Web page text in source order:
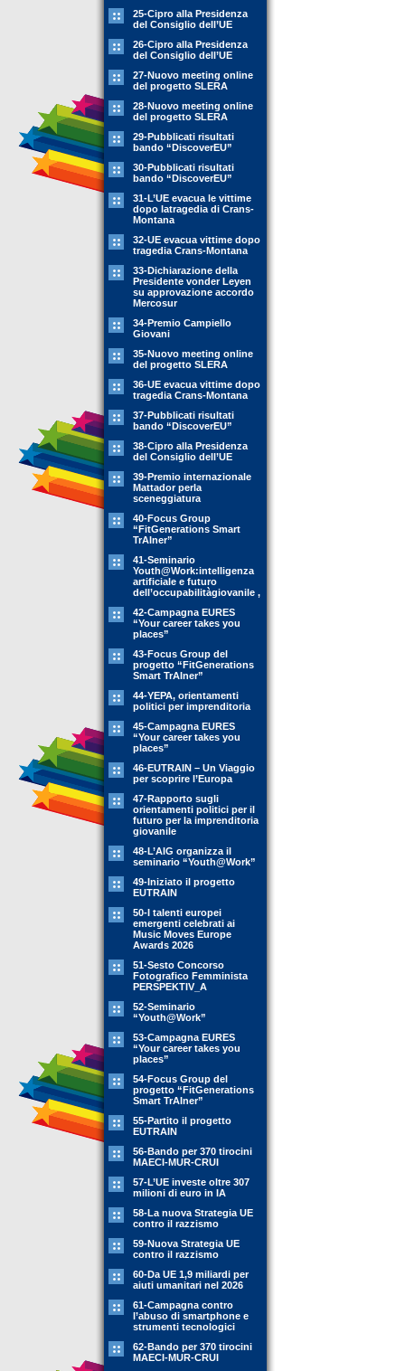
25-Cipro alla Presidenza
del Consiglio dell’UE
26-Cipro alla Presidenza
del Consiglio dell’UE
27-Nuovo meeting online
del progetto SLERA
28-Nuovo meeting online
del progetto SLERA
29-Pubblicati risultati
bando “DiscoverEU”
30-Pubblicati risultati
bando “DiscoverEU”
31-L’UE evacua le vittime
dopo latragedia di Crans-
Montana
32-UE evacua vittime dopo
tragedia Crans-Montana
33-Dichiarazione della
Presidente vonder Leyen
su approvazione accordo
Mercosur
34-Premio Campiello
Giovani
35-Nuovo meeting online
del progetto SLERA
36-UE evacua vittime dopo
tragedia Crans-Montana
37-Pubblicati risultati
bando “DiscoverEU”
38-Cipro alla Presidenza
del Consiglio dell’UE
39-Premio internazionale
Mattador perla
sceneggiatura
40-Focus Group
“FitGenerations Smart
TrAIner”
41-Seminario
Youth@Work:intelligenza
artificiale e futuro
dell’occupabilitàgiovanile ,
42-Campagna EURES
“Your career takes you
places”
43-Focus Group del
progetto “FitGenerations
Smart TrAIner”
44-YEPA, orientamenti
politici per imprenditoria
45-Campagna EURES
“Your career takes you
places”
46-EUTRAIN – Un Viaggio
per scoprire l’Europa
47-Rapporto sugli
orientamenti politici per il
futuro per la imprenditoria
giovanile
48-L’AIG organizza il
seminario “Youth@Work”
49-Iniziato il progetto
EUTRAIN
50-I talenti europei
emergenti celebrati ai
Music Moves Europe
Awards 2026
51-Sesto Concorso
Fotografico Femminista
PERSPEKTIV_A
52-Seminario
“Youth@Work”
53-Campagna EURES
“Your career takes you
places”
54-Focus Group del
progetto “FitGenerations
Smart TrAIner”
55-Partito il progetto
EUTRAIN
56-Bando per 370 tirocini
MAECI-MUR-CRUI
57-L’UE investe oltre 307
milioni di euro in IA
58-La nuova Strategia UE
contro il razzismo
59-Nuova Strategia UE
contro il razzismo
60-Da UE 1,9 miliardi per
aiuti umanitari nel 2026
61-Campagna contro
l’abuso di smartphone e
strumenti tecnologici
62-Bando per 370 tirocini
MAECI-MUR-CRUI